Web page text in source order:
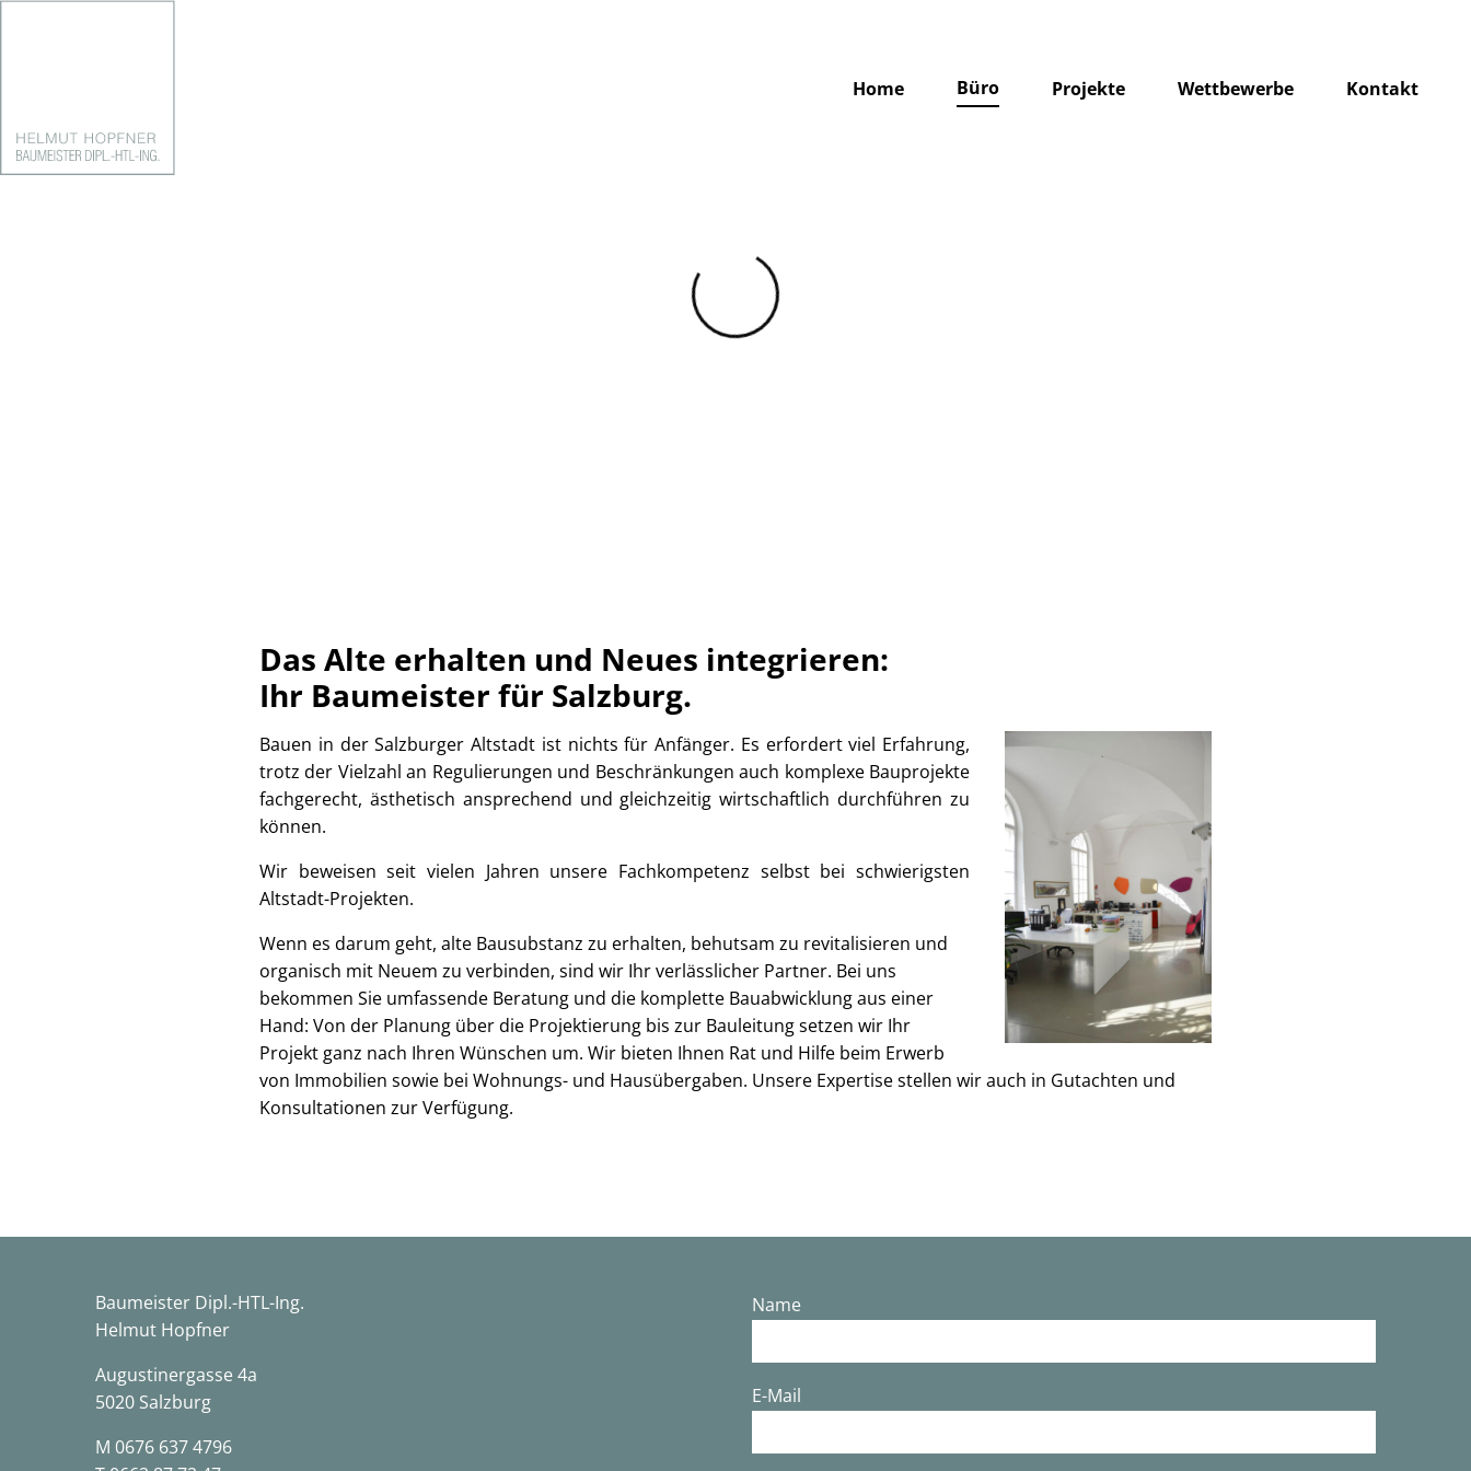
Home Büro Projekte Wettbewerbe Kontakt
Das Alte erhalten und Neues integrieren:
Ihr Baumeister für Salzburg.
Bauen in der Salzburger Altstadt ist nichts für Anfänger. Es erfordert viel Erfahrung,
trotz der Vielzahl an Regulierungen und Beschränkungen auch komplexe Bauprojekte
fachgerecht, ästhetisch ansprechend und gleichzeitig wirtschaftlich durchführen zu
können.
Wir beweisen seit vielen Jahren unsere Fachkompetenz selbst bei schwierigsten
Altstadt-Projekten.
Wenn es darum geht, alte Bausubstanz zu erhalten, behutsam zu revitalisieren und
organisch mit Neuem zu verbinden, sind wir Ihr verlässlicher Partner. Bei uns
bekommen Sie umfassende Beratung und die komplette Bauabwicklung aus einer
Hand: Von der Planung über die Projektierung bis zur Bauleitung setzen wir Ihr
Projekt ganz nach Ihren Wünschen um. Wir bieten Ihnen Rat und Hilfe beim Erwerb
von Immobilien sowie bei Wohnungs- und Hausübergaben. Unsere Expertise stellen wir auch in Gutachten und
Konsultationen zur Verfügung.
Baumeister Dipl.-HTL-Ing.
Helmut Hopfner
Augustinergasse 4a
5020 Salzburg
M 0676 637 4796
Name
E-Mail